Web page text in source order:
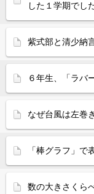
した１学期でし
紫式部と清少納
６年生、「ラバ
なぜ台風は左巻
「棒グラフ」で
数の大きさくら